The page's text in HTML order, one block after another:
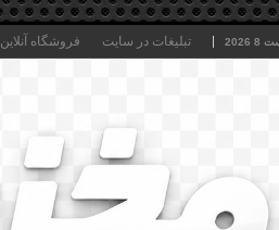
تبلیغات در سایت فروشگاه آنلاین